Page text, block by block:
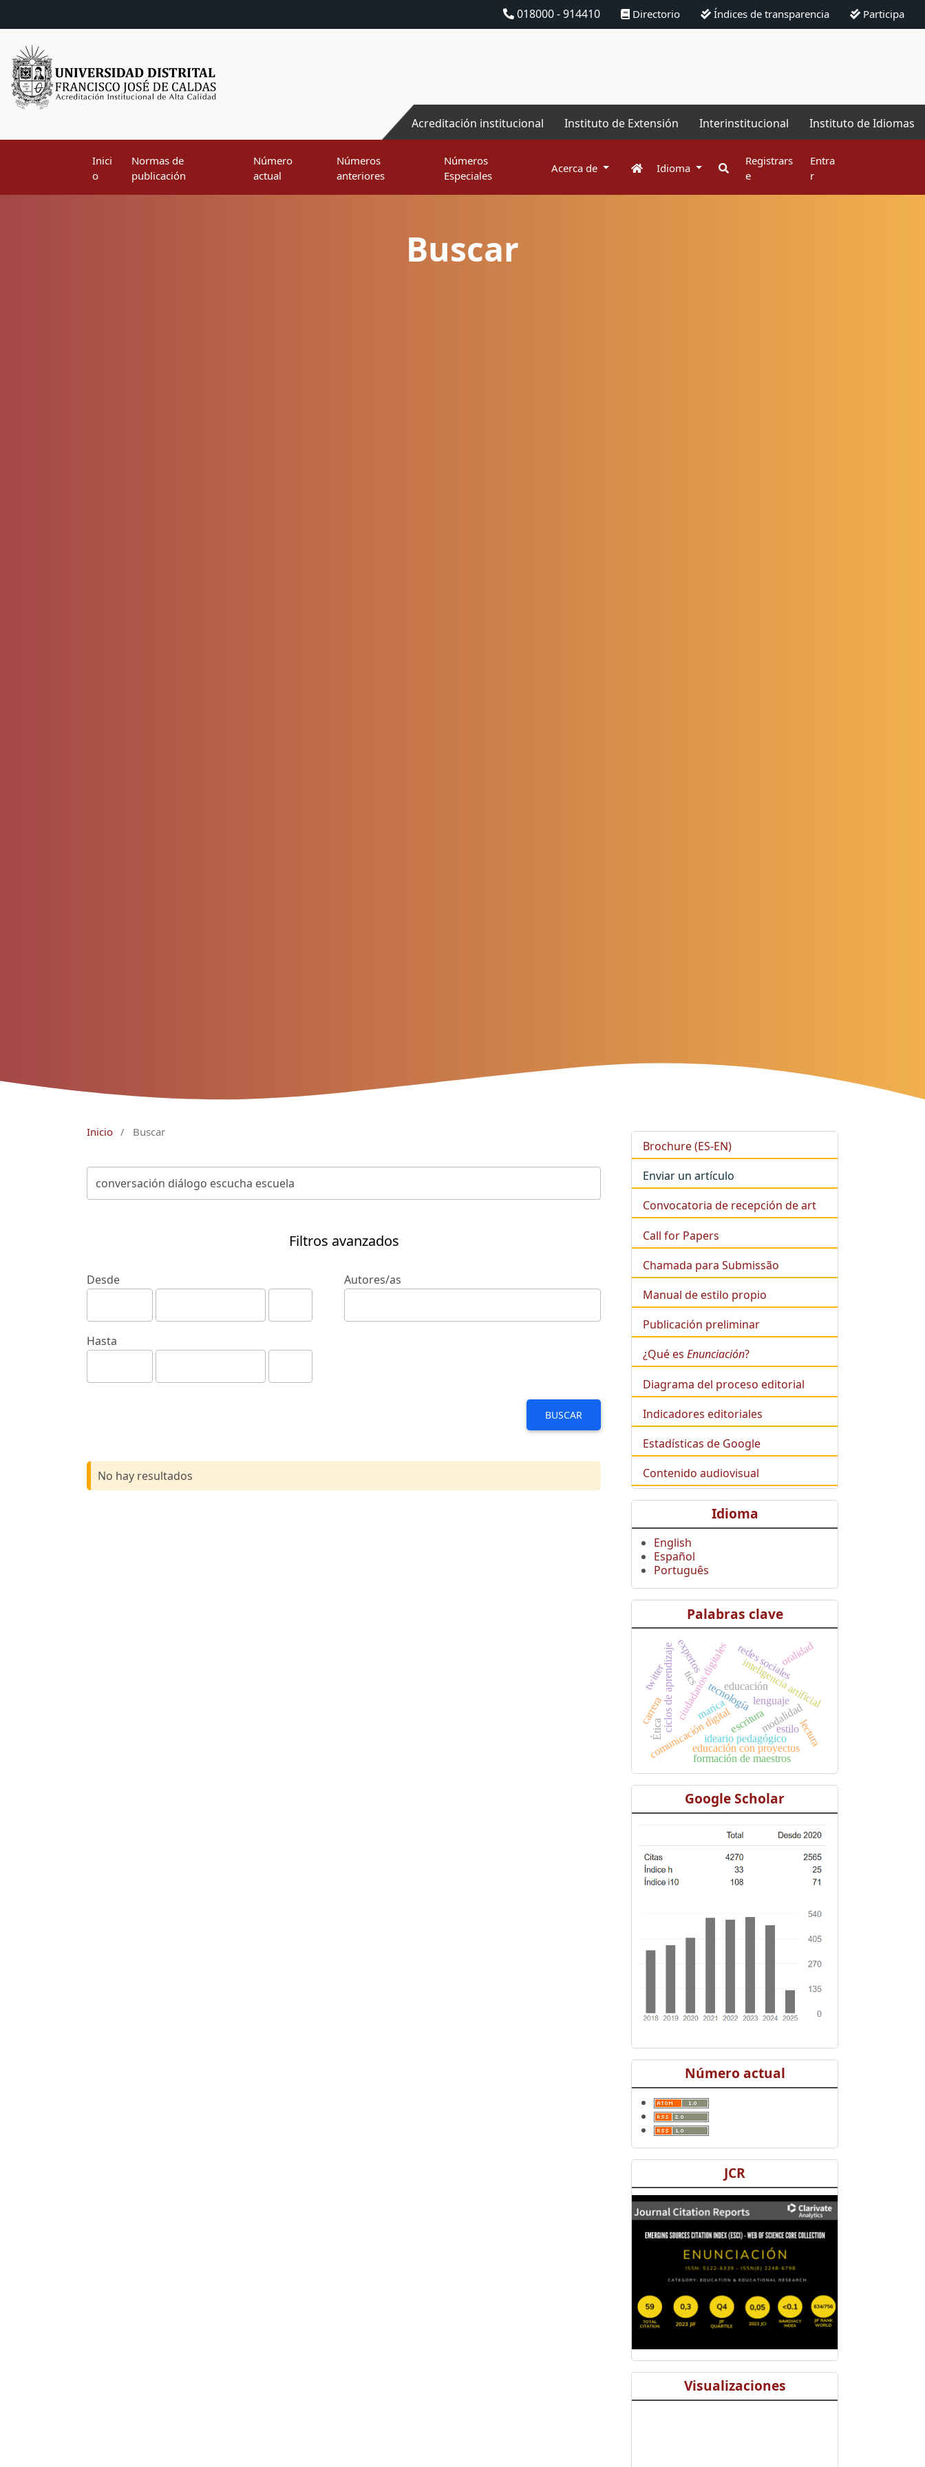
018000 - 914410 Directorio Índices de transparencia Participa
Acreditación institucional Instituto de Extensión Interinstitucional Instituto de Idiomas
Inici
o
Normas de
publicación
Número
actual
Números
anteriores
Números
Especiales
Acerca de Idioma
Registrars
e
Entra
r
Buscar
Inicio / Buscar
Filtros avanzados
Desde
Hasta
Autores/as
BUSCAR
No hay resultados
Brochure (ES-EN)
Enviar un artículo
Convocatoria de recepción de art
Call for Papers
Chamada para Submissão
Manual de estilo propio
Publicación preliminar
¿Qué es Enunciación?
Diagrama del proceso editorial
Indicadores editoriales
Estadísticas de Google
Contenido audiovisual
Idioma
English
Español
Português
Palabras clave
lenguaje
tecnología
comunicación digital
educación
inteligencia artificial
tics
ciudadanos digitales
ideario pedagógico
ciclos de aprendizaje
educación con proyectos
modalidad
redes sociales
estilo
formación de maestros
lectura
escritura
oralidad
marica
twitter
expertos
carrera
Ética
Google Scholar
Número actual
JCR
Visualizaciones